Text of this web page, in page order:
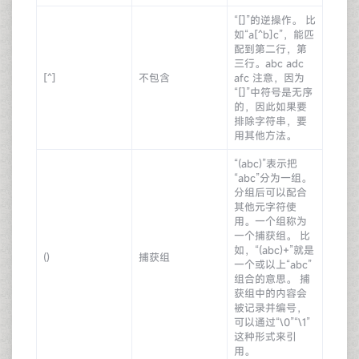
[^] 不包含
“[]”的逆操作。 比
如“a[^b]c”，能匹
配到第二行，第
三行。abc adc
afc 注意，因为
“[]”中符号是无序
的，因此如果要
排除字符串，要
用其他方法。
() 捕获组
“(abc)”表示把
“abc”分为一组。
分组后可以配合
其他元字符使
用。一个组称为
一个捕获组。 比
如，“(abc)+”就是
一个或以上“abc”
组合的意思。 捕
获组中的内容会
被记录并编号，
可以通过“\0”“\1”
这种形式来引
用。